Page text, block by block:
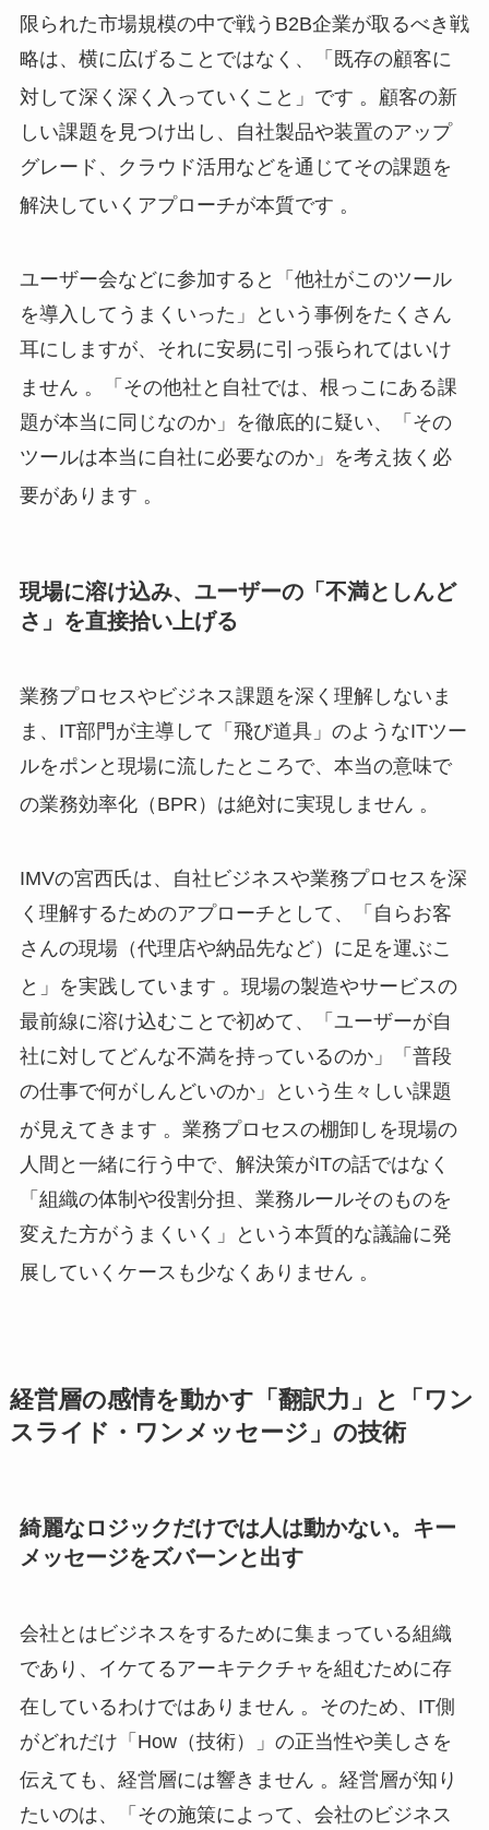
限られた市場規模の中で戦うB2B企業が取るべき戦
略は、横に広げることではなく、「既存の顧客に
対して深く深く入っていくこと」です 。顧客の新
しい課題を見つけ出し、自社製品や装置のアップ
グレード、クラウド活用などを通じてその課題を
解決していくアプローチが本質です 。
ユーザー会などに参加すると「他社がこのツール
を導入してうまくいった」という事例をたくさん
耳にしますが、それに安易に引っ張られてはいけ
ません 。「その他社と自社では、根っこにある課
題が本当に同じなのか」を徹底的に疑い、「その
ツールは本当に自社に必要なのか」を考え抜く必
要があります 。
現場に溶け込み、ユーザーの「不満としんど
さ」を直接拾い上げる
業務プロセスやビジネス課題を深く理解しないま
ま、IT部門が主導して「飛び道具」のようなITツー
ルをポンと現場に流したところで、本当の意味で
の業務効率化（BPR）は絶対に実現しません 。
IMVの宮西氏は、自社ビジネスや業務プロセスを深
く理解するためのアプローチとして、「自らお客
さんの現場（代理店や納品先など）に足を運ぶこ
と」を実践しています 。現場の製造やサービスの
最前線に溶け込むことで初めて、「ユーザーが自
社に対してどんな不満を持っているのか」「普段
の仕事で何がしんどいのか」という生々しい課題
が見えてきます 。業務プロセスの棚卸しを現場の
人間と一緒に行う中で、解決策がITの話ではなく
「組織の体制や役割分担、業務ルールそのものを
変えた方がうまくいく」という本質的な議論に発
展していくケースも少なくありません 。
経営層の感情を動かす「翻訳力」と「ワン
スライド・ワンメッセージ」の技術
綺麗なロジックだけでは人は動かない。キー
メッセージをズバーンと出す
会社とはビジネスをするために集まっている組織
であり、イケてるアーキテクチャを組むために存
在しているわけではありません 。そのため、IT側
がどれだけ「How（技術）」の正当性や美しさを
伝えても、経営層には響きません 。経営層が知り
たいのは、「その施策によって、会社のビジネス